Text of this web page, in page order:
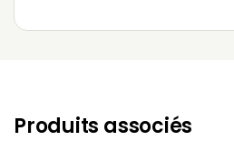
Produits associés